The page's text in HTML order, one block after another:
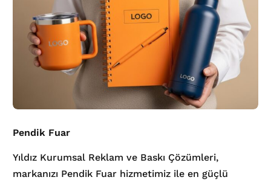
Pendik Fuar
Yıldız Kurumsal Reklam ve Baskı Çözümleri,
markanızı Pendik Fuar hizmetimiz ile en güçlü